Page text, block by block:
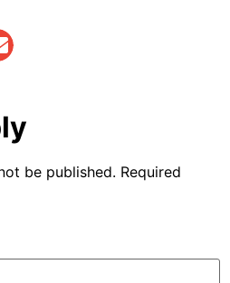
be published. Required